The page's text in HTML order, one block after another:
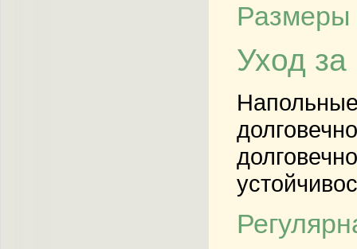
Размеры
Уход